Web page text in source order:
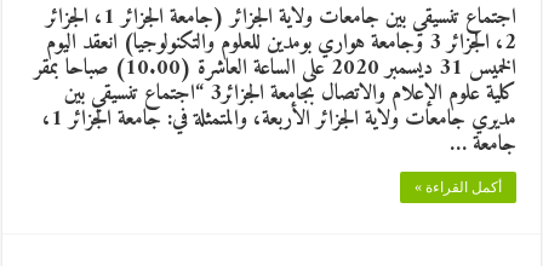
اجتماع تنسيقي بين جامعات ولاية الجزائر (جامعة الجزائر 1، الجزائر
2، الجزائر 3 وجامعة هواري بومدين للعلوم والتكنولوجيا) انعقد اليوم
الخميس 31 ديسمبر 2020 على الساعة العاشرة (10.00) صباحا بمقر
كلية علوم الإعلام والاتصال بجامعة الجزائر3 “اجتماع تنسيقي بين
مديري جامعات ولاية الجزائر الأربعة، والمتمثلة في: جامعة الجزائر 1،
جامعة …
أكمل القراءة »